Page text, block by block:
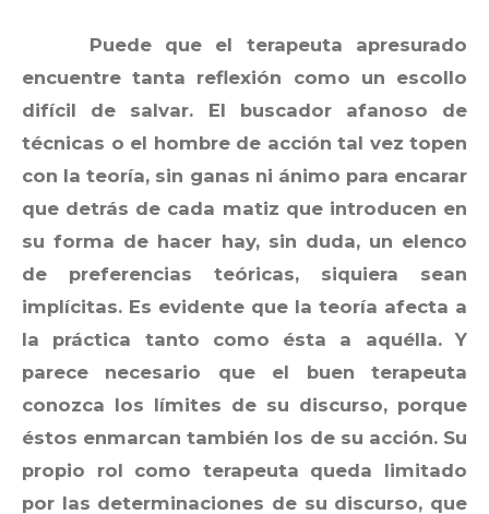
Puede que el terapeuta apresurado
encuentre tanta reflexión como un escollo
difícil de salvar. El buscador afanoso de
técnicas o el hombre de acción tal vez topen
con la teoría, sin ganas ni ánimo para encarar
que detrás de cada matiz que introducen en
su forma de hacer hay, sin duda, un elenco
de preferencias teóricas, siquiera sean
implícitas. Es evidente que la teoría afecta a
la práctica tanto como ésta a aquélla. Y
parece necesario que el buen terapeuta
conozca los límites de su discurso, porque
éstos enmarcan también los de su acción. Su
propio rol como terapeuta queda limitado
por las determinaciones de su discurso, que